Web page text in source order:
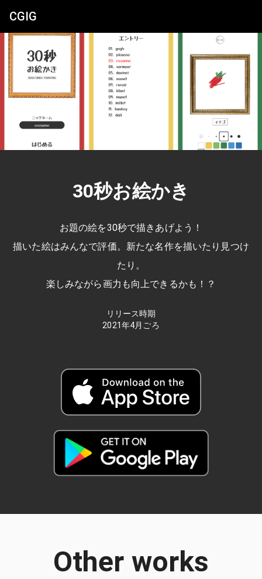
CGIG
30秒お絵かき
お題の絵を30秒で描きあげよう！
描いた絵はみんなで評価。新たな名作を描いたり見つけ
たり。
楽しみながら画力も向上できるかも！？
リリース時期
2021年4月ごろ
Other works